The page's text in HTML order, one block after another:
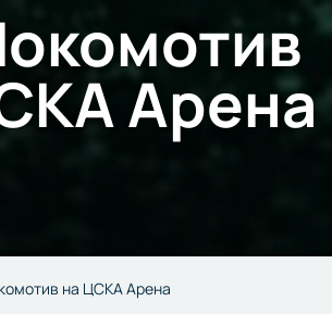
Арена
на ЦСКА Арена